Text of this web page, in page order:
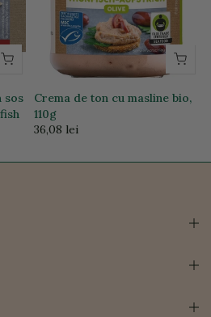
sos
Crema de ton cu masline bio,
110g
36,08 lei